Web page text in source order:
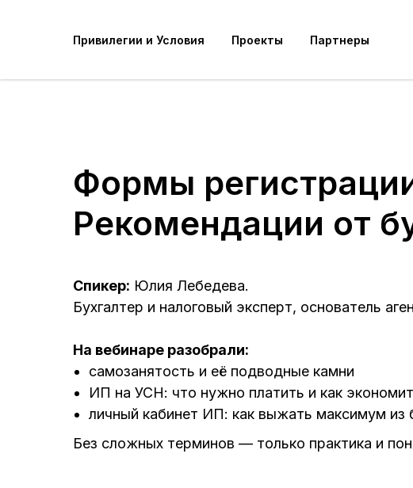
Привилегии и Условия Проекты Партнеры
Формы
Рекомендации от
Спикер: Юлия Лебедева.
Бухгалтер и налоговый эксперт, основатель
На вебинаре разобрали:
самозанятость и её подводные камни
ИП на УСН: что нужно платить и как
личный кабинет ИП: как выжать максимум из
Без сложных терминов — только практика и